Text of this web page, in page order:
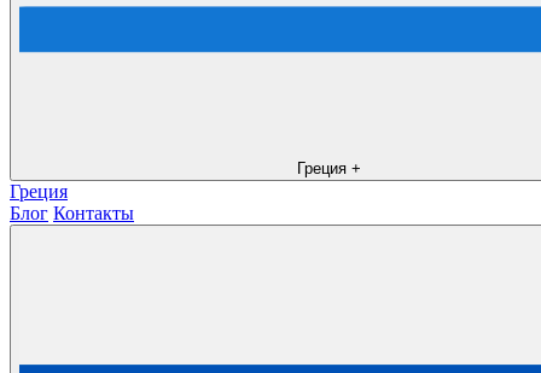
Греция +
Греция
Блог Контакты